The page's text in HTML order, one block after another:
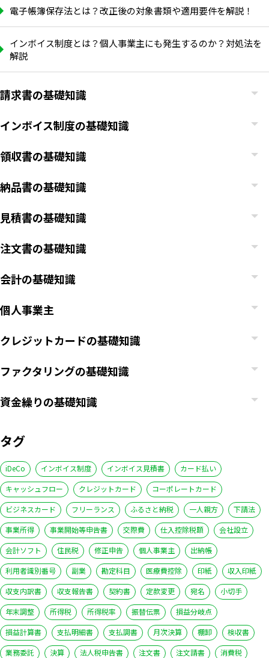
電子帳簿保存法とは？改正後の対象書類や適用要件を解説！
インボイス制度とは？個人事業主にも発生するのか？対処法を
解説
請求書の基礎知識
インボイス制度の基礎知識
領収書の基礎知識
納品書の基礎知識
見積書の基礎知識
注文書の基礎知識
会計の基礎知識
個人事業主
クレジットカードの基礎知識
ファクタリングの基礎知識
資金繰りの基礎知識
タグ
iDeCo インボイス制度 インボイス見積書
カード払い
キャッシュフロー
クレジットカード
コーポレートカード
ビジネスカード
フリーランス ふるさと納税 一人親方
下請法
事業所得
事業開始等申告書 交際費 仕入控除税額
会社設立
会計ソフト
住民税 修正申告 個人事業主
出納帳
利用者識別番号
副業 勘定科目 医療費控除 印紙
収入印紙
収支内訳書
収支報告書 契約書 定款変更 宛名
小切手
年末調整
所得税 所得税率 振替伝票
損益分岐点
損益計算書
支払明細書 支払調書 月次決算 棚卸
検収書
業務委託
決算 法人税申告書 注文書 注文請書
消費税